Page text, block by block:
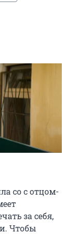
со с отцом-
за себя,
Чтобы